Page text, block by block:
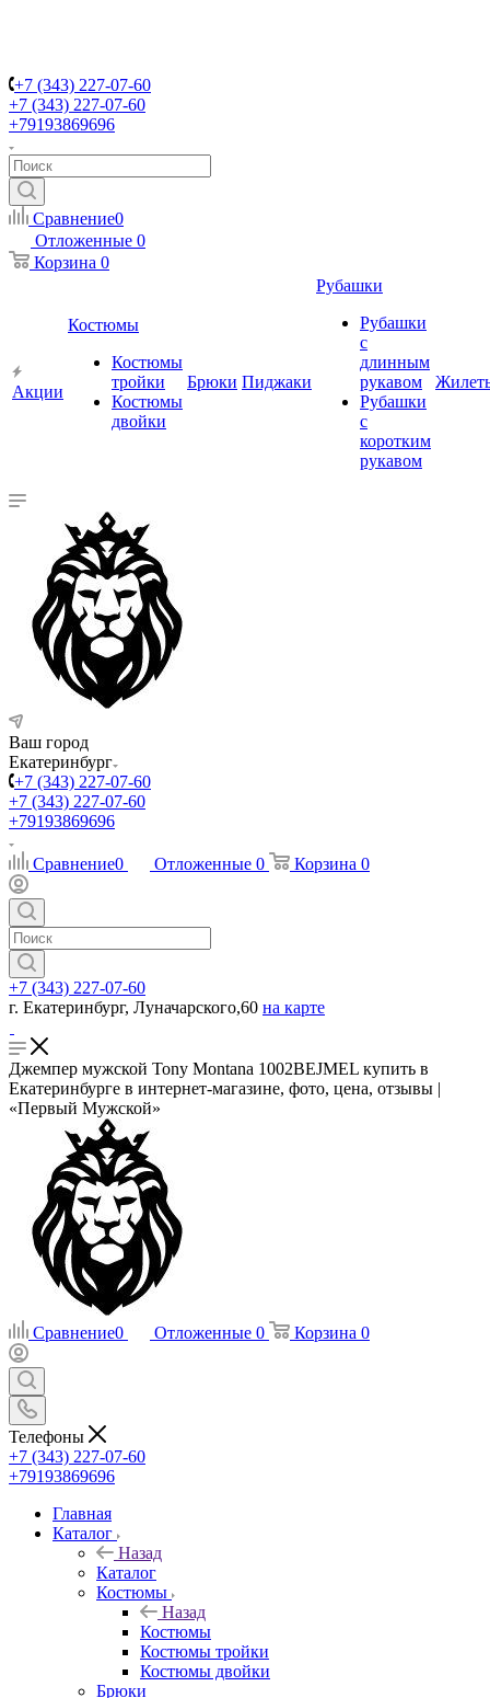
+7 (343) 227-07-60
+7 (343) 227-07-60
+79193869696
Сравнение0
Отложенные 0
Корзина 0
Акции
Костюмы
Костюмы
тройки
Костюмы
двойки
Брюки Пиджаки
Рубашки
Рубашки
с
длинным
рукавом
Рубашки
с
коротким
рукавом
Ваш город
Екатеринбург
+7 (343) 227-07-60
+7 (343) 227-07-60
+79193869696
Сравнение0 Отложенные 0 Корзина 0
+7 (343) 227-07-60
г. Екатеринбург, Луначарского,60 на карте
Джемпер мужской Tony Montana 1002BEJMEL купить в
Екатеринбурге в интернет-магазине, фото, цена, отзывы |
«Первый Мужской»
Сравнение0 Отложенные 0 Корзина 0
Телефоны
+7 (343) 227-07-60
+79193869696
Главная
Каталог
Назад
Каталог
Костюмы
Назад
Костюмы
Костюмы тройки
Костюмы двойки
Брюки